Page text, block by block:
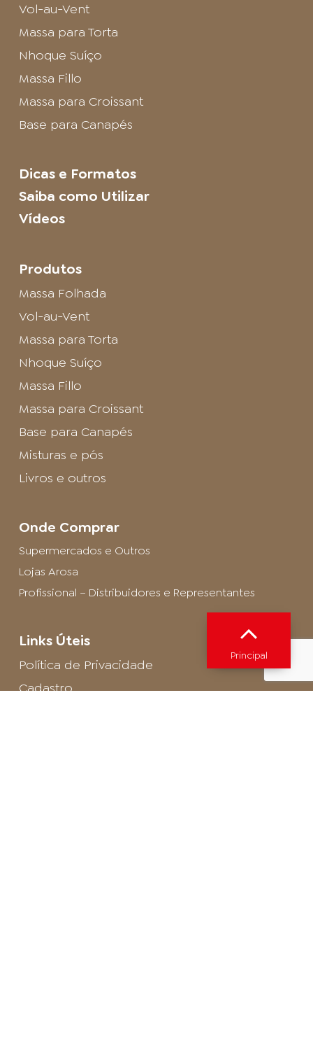
Vol-au-Vent
Massa para Torta
Nhoque Suíço
Massa Fillo
Massa para Croissant
Base para Canapés
Dicas e Formatos
Saiba como Utilizar
Vídeos
Produtos
Massa Folhada
Vol-au-Vent
Massa para Torta
Nhoque Suíço
Massa Fillo
Massa para Croissant
Base para Canapés
Misturas e pós
Livros e outros
Onde Comprar
Supermercados e Outros
Lojas Arosa
Profissional – Distribuidores e Representantes
Links Úteis
Política de Privacidade
Cadastro
Principal